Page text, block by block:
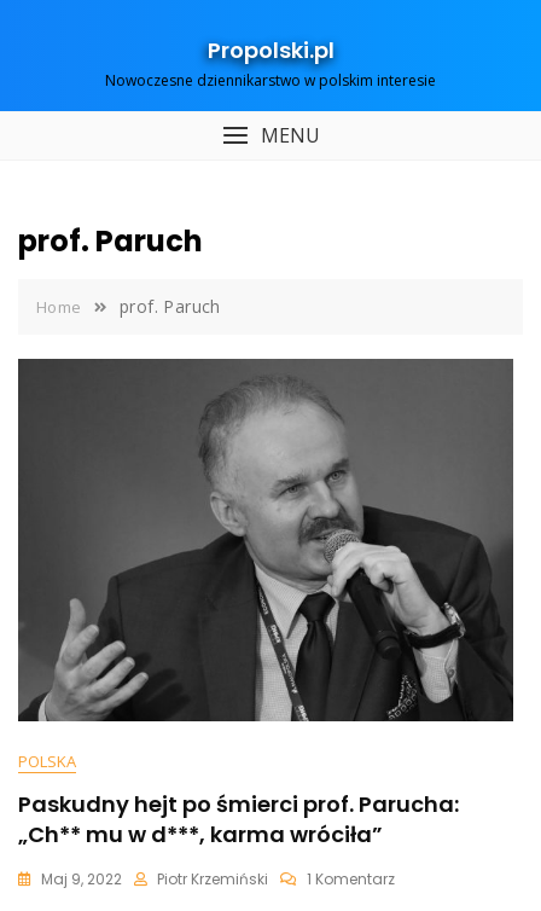
Propolski.pl
Nowoczesne dziennikarstwo w polskim interesie
MENU
prof. Paruch
Home prof. Paruch
POLSKA
Paskudny hejt po śmierci prof. Parucha:
„Ch** mu w d***, karma wróciła”
Maj 9, 2022 Piotr Krzemiński 1 KomentarzDo